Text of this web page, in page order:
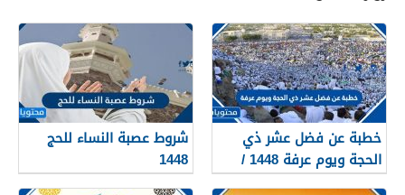
خطبة عن فضل عشر ذي
الحجة ويوم عرفة 1448 /
2026
شروط عصبة النساء للحج
1448